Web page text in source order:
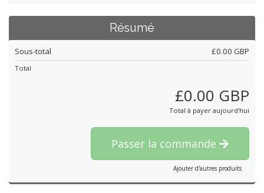
Résumé
Sous-total £0.00 GBP
Total
£0.00 GBP
Total à payer aujourd'hui
Passer la commande
Ajouter d'autres produits